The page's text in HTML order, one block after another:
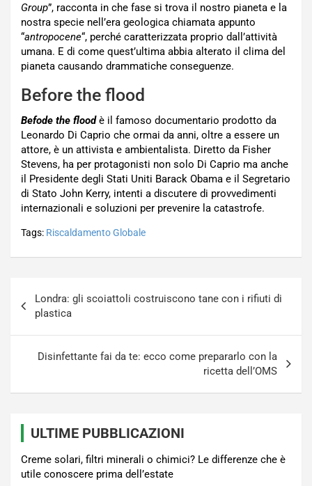
Group”, racconta in che fase si trova il nostro pianeta e la
nostra specie nell’era geologica chiamata appunto
“antropocene“, perché caratterizzata proprio dall’attività
umana. E di come quest’ultima abbia alterato il clima del
pianeta causando drammatiche conseguenze.
Before the flood
Befode the flood è il famoso documentario prodotto da
Leonardo Di Caprio che ormai da anni, oltre a essere un
attore, è un attivista e ambientalista. Diretto da Fisher
Stevens, ha per protagonisti non solo Di Caprio ma anche
il Presidente degli Stati Uniti Barack Obama e il Segretario
di Stato John Kerry, intenti a discutere di provvedimenti
internazionali e soluzioni per prevenire la catastrofe.
Tags: Riscaldamento Globale
articoli
Londra: gli scoiattoli costruiscono tane con i rifiuti di
plastica
Disinfettante fai da te: ecco come prepararlo con la
ricetta dell’OMS
ULTIME PUBBLICAZIONI
Creme solari, filtri minerali o chimici? Le differenze che è
utile conoscere prima dell’estate